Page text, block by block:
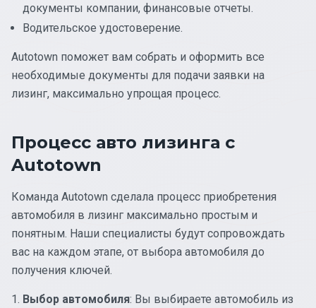
документы компании, финансовые отчеты.
Водительское удостоверение.
Autotown поможет вам собрать и оформить все
необходимые документы для подачи заявки на
лизинг, максимально упрощая процесс.
Процесс авто лизинга с
Autotown
Команда Autotown сделала процесс приобретения
автомобиля в лизинг максимально простым и
понятным. Наши специалисты будут сопровождать
вас на каждом этапе, от выбора автомобиля до
получения ключей.
Выбор автомобиля: Вы выбираете автомобиль из